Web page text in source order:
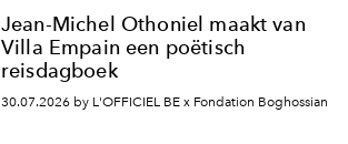
Jean-Michel Othoniel maakt van
Villa Empain een poëtisch
reisdagboek
30.07.2026 by L'OFFICIEL BE x Fondation Boghossian